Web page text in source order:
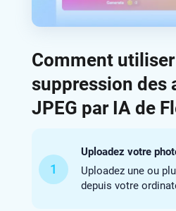
Comment
suppression des
JPEG par IA de
1
Uploadez votre
Uploadez une ou
depuis votre